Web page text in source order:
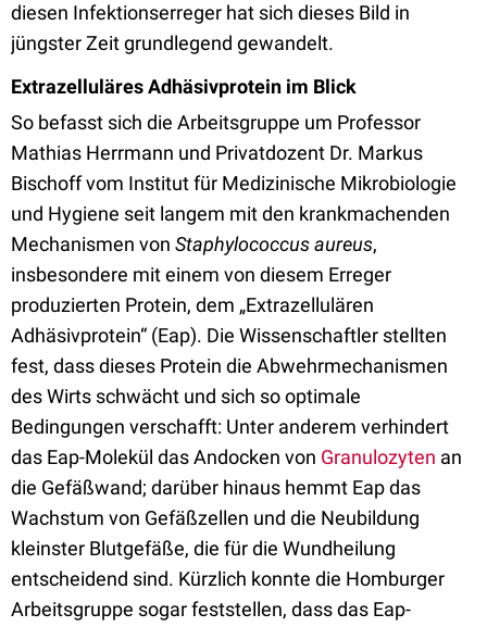
diesen Infektionserreger hat sich dieses Bild in
jüngster Zeit grundlegend gewandelt.
Extrazelluläres Adhäsivprotein im Blick
So befasst sich die Arbeitsgruppe um Professor
Mathias Herrmann und Privatdozent Dr. Markus
Bischoff vom Institut für Medizinische Mikrobiologie
und Hygiene seit langem mit den krankmachenden
Mechanismen von Staphylococcus aureus,
insbesondere mit einem von diesem Erreger
produzierten Protein, dem „Extrazellulären
Adhäsivprotein“ (Eap). Die Wissenschaftler stellten
fest, dass dieses Protein die Abwehrmechanismen
des Wirts schwächt und sich so optimale
Bedingungen verschafft: Unter anderem verhindert
das Eap-Molekül das Andocken von Granulozyten an
die Gefäßwand; darüber hinaus hemmt Eap das
Wachstum von Gefäßzellen und die Neubildung
kleinster Blutgefäße, die für die Wundheilung
entscheidend sind. Kürzlich konnte die Homburger
Arbeitsgruppe sogar feststellen, dass das Eap-